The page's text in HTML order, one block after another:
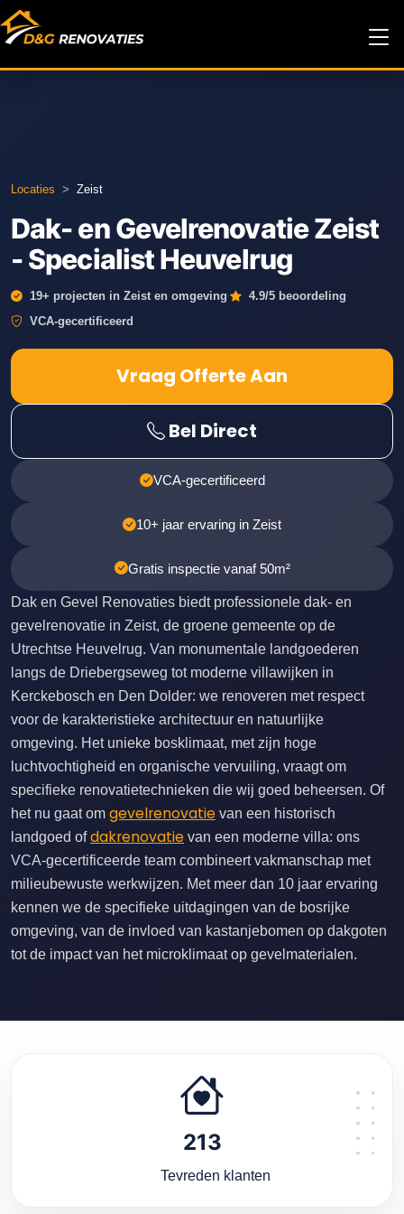
Locaties > Zeist
Dak- en Gevelrenovatie Zeist
- Specialist Heuvelrug
19+ projecten in Zeist en omgeving· 4.9/5 beoordeling·
VCA-gecertificeerd
Dak en Gevel Renovaties biedt professionele dak- en
gevelrenovatie in Zeist, de groene gemeente op de
Utrechtse Heuvelrug. Van monumentale landgoederen
langs de Driebergseweg tot moderne villawijken in
Kerckebosch en Den Dolder: we renoveren met respect
voor de karakteristieke architectuur en natuurlijke
omgeving. Het unieke bosklimaat, met zijn hoge
luchtvochtigheid en organische vervuiling, vraagt om
specifieke renovatietechnieken die wij goed beheersen. Of
het nu gaat om gevelrenovatie van een historisch
landgoed ofdakrenovatie van een moderne villa: ons
VCA-gecertificeerde team combineert vakmanschap met
milieubewuste werkwijzen. Met meer dan 10 jaar ervaring
kennen we de specifieke uitdagingen van de bosrijke
omgeving, van de invloed van kastanjebomen op dakgoten
tot de impact van het microklimaat op gevelmaterialen.
Vraag Offerte Aan
Bel Direct
VCA-gecertificeerd
10+ jaar ervaring in Zeist
Gratis inspectie vanaf 50m²
213
Tevreden klanten